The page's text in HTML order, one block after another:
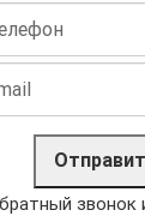
звонок